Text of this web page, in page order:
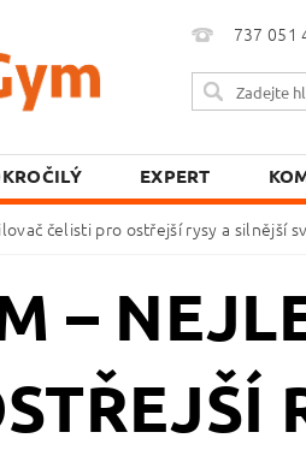
737 051
EXPERT
čelisti pro ostřejší rysy a silnější
–